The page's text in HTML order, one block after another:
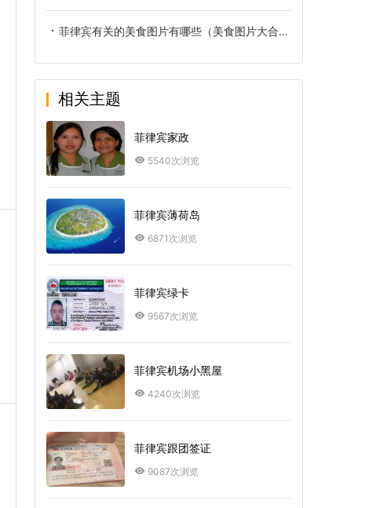
菲律宾有关的美食图片有哪些（美食图片大合集）
相关主题
菲律宾家政
5540次浏览
菲律宾薄荷岛
6871次浏览
菲律宾绿卡
9567次浏览
菲律宾机场小黑屋
4240次浏览
菲律宾跟团签证
9087次浏览